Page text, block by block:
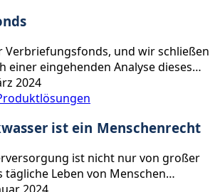
Verbriefungsfonds, und wir schließen
einer eingehenden Analyse dieses…
2024
ist
Menschenrecht
ist ein Menschenrecht
ist nicht nur von großer
tägliche Leben von Menschen…